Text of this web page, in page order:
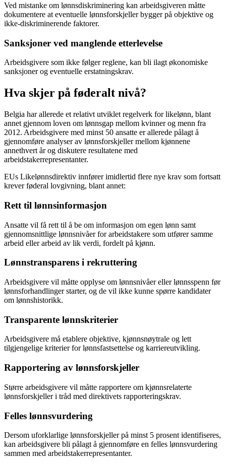
Ved mistanke om lønnsdiskriminering kan arbeidsgiveren måtte
dokumentere at eventuelle lønnsforskjeller bygger på objektive og
ikke-diskriminerende faktorer.
Sanksjoner ved manglende etterlevelse
Arbeidsgivere som ikke følger reglene, kan bli ilagt økonomiske
sanksjoner og eventuelle erstatningskrav.
Hva skjer på føderalt nivå?
Belgia har allerede et relativt utviklet regelverk for likelønn, blant
annet gjennom loven om lønnsgap mellom kvinner og menn fra
2012. Arbeidsgivere med minst 50 ansatte er allerede pålagt å
gjennomføre analyser av lønnsforskjeller mellom kjønnene
annethvert år og diskutere resultatene med
arbeidstakerrepresentanter.
EUs Likelønnsdirektiv innfører imidlertid flere nye krav som fortsatt
krever føderal lovgivning, blant annet:
Rett til lønnsinformasjon
Ansatte vil få rett til å be om informasjon om egen lønn samt
gjennomsnittlige lønnsnivåer for arbeidstakere som utfører samme
arbeid eller arbeid av lik verdi, fordelt på kjønn.
Lønnstransparens i rekruttering
Arbeidsgivere vil måtte opplyse om lønnsnivåer eller lønnsspenn før
lønnsforhandlinger starter, og de vil ikke kunne spørre kandidater
om lønnshistorikk.
Transparente lønnskriterier
Arbeidsgivere må etablere objektive, kjønnsnøytrale og lett
tilgjengelige kriterier for lønnsfastsettelse og karriereutvikling.
Rapportering av lønnsforskjeller
Større arbeidsgivere vil måtte rapportere om kjønnsrelaterte
lønnsforskjeller i tråd med direktivets rapporteringskrav.
Felles lønnsvurdering
Dersom uforklarlige lønnsforskjeller på minst 5 prosent identifiseres,
kan arbeidsgivere bli pålagt å gjennomføre en felles lønnsvurdering
sammen med arbeidstakerrepresentanter.